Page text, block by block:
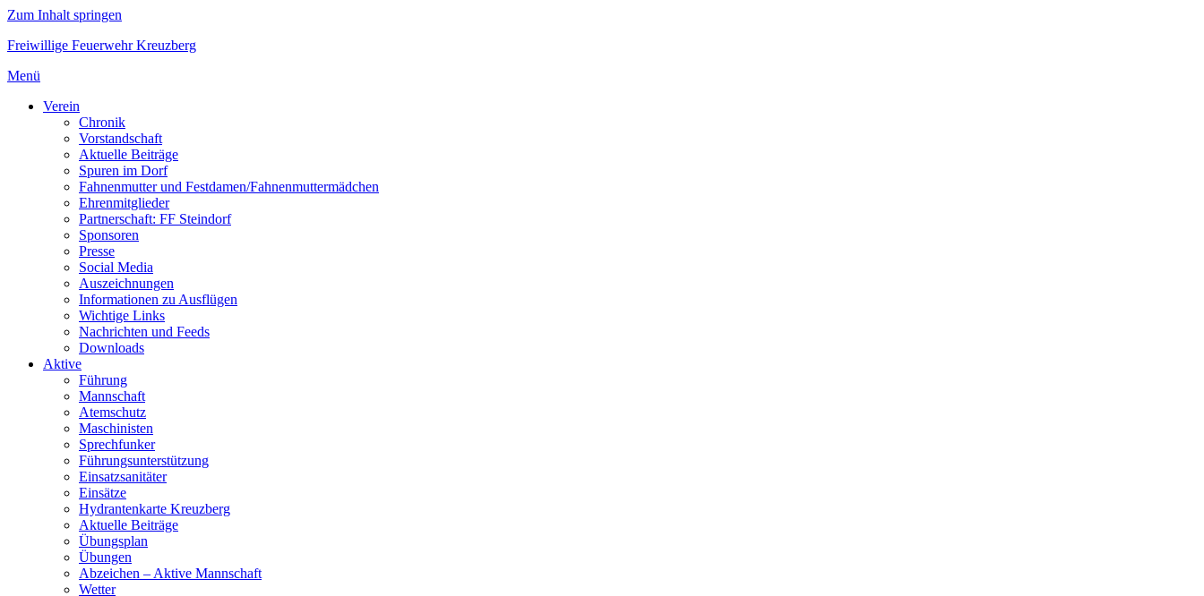
Zum Inhalt springen
Freiwillige Feuerwehr Kreuzberg
Menü
Verein
Chronik
Vorstandschaft
Aktuelle Beiträge
Spuren im Dorf
Fahnenmutter und Festdamen/Fahnenmuttermädchen
Ehrenmitglieder
Partnerschaft: FF Steindorf
Sponsoren
Presse
Social Media
Auszeichnungen
Informationen zu Ausflügen
Wichtige Links
Nachrichten und Feeds
Downloads
Aktive
Führung
Mannschaft
Atemschutz
Maschinisten
Sprechfunker
Führungsunterstützung
Einsatzsanitäter
Einsätze
Hydrantenkarte Kreuzberg
Aktuelle Beiträge
Übungsplan
Übungen
Abzeichen – Aktive Mannschaft
Wetter